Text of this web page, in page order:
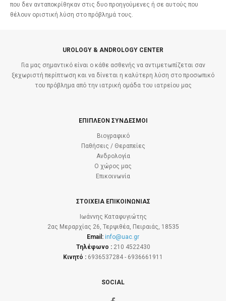
που δεν ανταποκρίθηκαν στις δυο προηγούμενες ή σε αυτούς που
θέλουν οριστική λύση στο πρόβλημά τους.
UROLOGY & ANDROLOGY CENTER
Για μας σημαντικό είναι ο κάθε ασθενής να αντιμετωπίζεται σαν
ξεχωριστή περίπτωση και να δίνεται η καλύτερη λύση στο προσωπικό
του πρόβλημα από την ιατρική ομάδα του ιατρείου μας
ΕΠΙΠΛΕΟΝ ΣΥΝΔΕΣΜΟΙ
Βιογραφικό
Παθήσεις / Θεραπείες
Ανδρολογία
Ο χώρος μας
Επικοινωνία
ΣΤΟΙΧΕΙΑ ΕΠΙΚΟΙΝΩΝΙΑΣ
Ιωάννης Καταφυγιώτης
2ας Μεραρχίας 26, Τερψιθέα, Πειραιάς, 18535
Email: info@uac.gr
Τηλέφωνο :210 4522430
Κινητό : 6936537284 - 6936661911
SOCIAL